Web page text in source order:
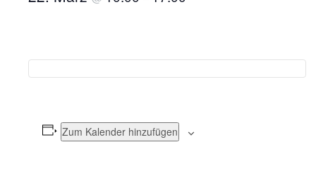
Zum Kalender hinzufügen